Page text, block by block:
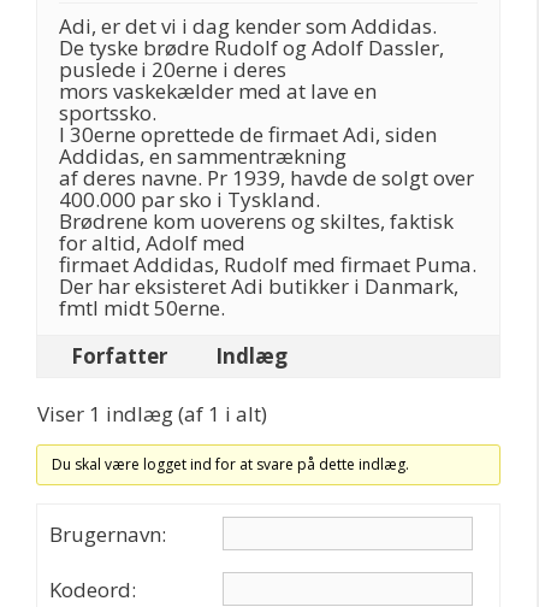
Adi, er det vi i dag kender som Addidas.
De tyske brødre Rudolf og Adolf Dassler,
puslede i 20erne i deres
mors vaskekælder med at lave en
sportssko.
I 30erne oprettede de firmaet Adi, siden
Addidas, en sammentrækning
af deres navne. Pr 1939, havde de solgt over
400.000 par sko i Tyskland.
Brødrene kom uoverens og skiltes, faktisk
for altid, Adolf med
firmaet Addidas, Rudolf med firmaet Puma.
Der har eksisteret Adi butikker i Danmark,
fmtl midt 50erne.
Forfatter
Indlæg
Viser 1 indlæg (af 1 i alt)
Du skal være logget ind for at svare på dette indlæg.
Brugernavn:
Kodeord: